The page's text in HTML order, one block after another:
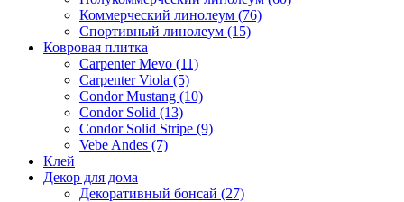
Коммерческий линолеум (76)
Спортивный линолеум (15)
Ковровая плитка
Carpenter Mevo (11)
Carpenter Viola (5)
Condor Mustang (10)
Condor Solid (13)
Condor Solid Stripe (9)
Vebe Andes (7)
Клей
Декор для дома
Декоративный бонсай (27)